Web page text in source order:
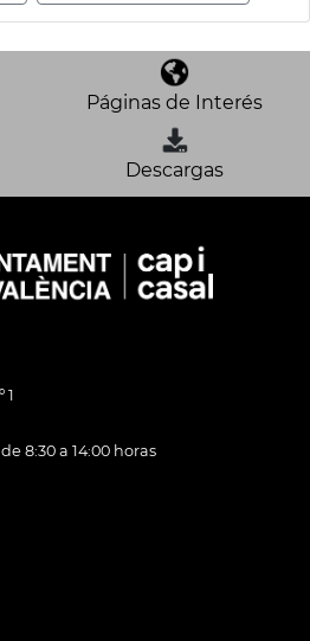
Páginas de Interés
Descargas
1
8:30 a 14:00 horas